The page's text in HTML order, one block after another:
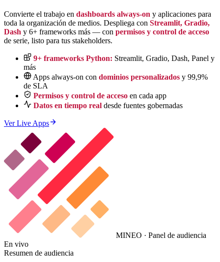
Convierte el trabajo en dashboards always-on y aplicaciones para
toda la organización de medios. Despliega con Streamlit, Gradio,
Dash y 6+ frameworks más — con permisos y control de acceso
de serie, listo para tus stakeholders.
9+ frameworks Python: Streamlit, Gradio, Dash, Panel y
más
Apps always-on con dominios personalizados y 99,9%
de SLA
Permisos y control de acceso en cada app
Datos en tiempo real desde fuentes gobernadas
Ver Live Apps
MINEO · Panel de audiencia
En vivo
Resumen de audiencia